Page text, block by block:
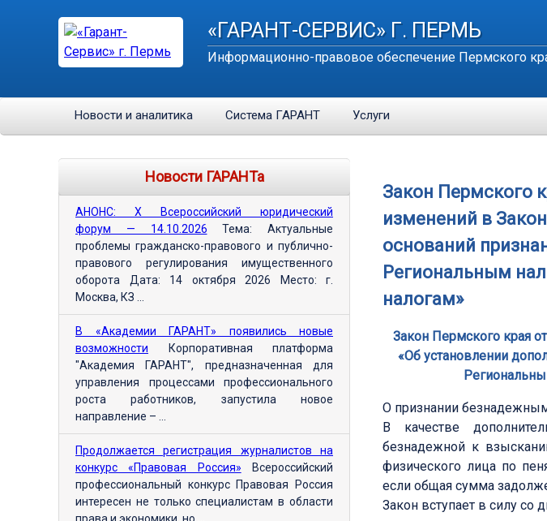
«ГАРАНТ-СЕРВИС» Г. ПЕРМЬ
Информационно-правовое обеспечение Пермского
Новости и аналитика Система ГАРАНТ Услуги
Закон Пермского
изменений в
оснований
Региональным
налогам»
Закон Пермского края
«Об установлении
О признании
В качестве
безнадежной к
физического лица по
если общая сумма
Закон вступает в силу со
Новости ГАРАНТа
АНОНС: Х Всероссийский юридический
форум — 14.10.2026 Тема: Актуальные
проблемы гражданско-правового и публично-
правового регулирования имущественного
оборота Дата: 14 октября 2026 Место: г.
Москва, КЗ ...
В «Академии ГАРАНТ» появились новые
возможности Корпоративная платформа
"Академия ГАРАНТ", предназначенная для
управления процессами профессионального
роста работников, запустила новое
направление – ...
Продолжается регистрация журналистов на
конкурс «Правовая Россия» Всероссийский
профессиональный конкурс Правовая Россия
интересен не только специалистам в области